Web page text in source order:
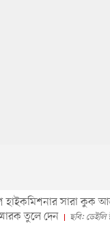
হাইকমিশনার সারা কুক
তুলে দেন
ছবি: ডেইলি